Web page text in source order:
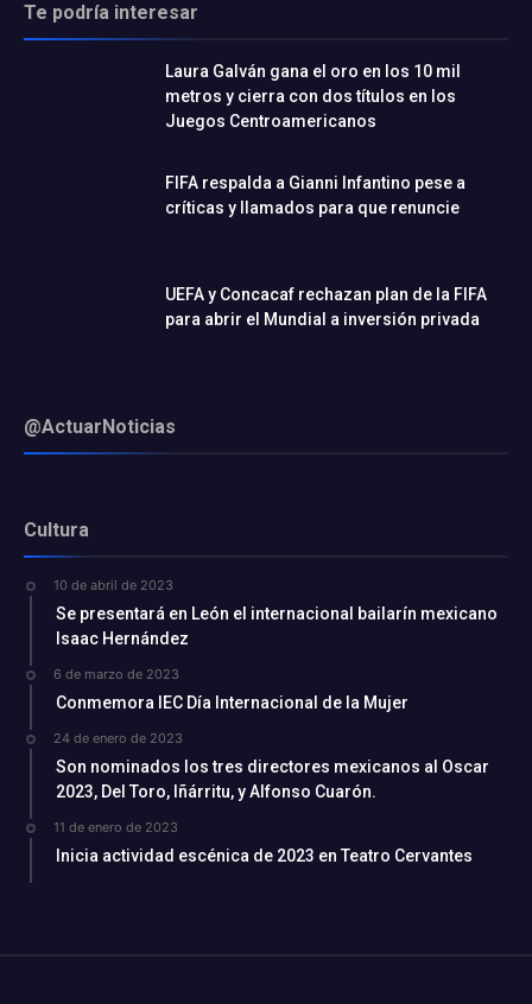
Te podría interesar
Laura Galván gana el oro en los 10 mil
metros y cierra con dos títulos en los
Juegos Centroamericanos
FIFA respalda a Gianni Infantino pese a
críticas y llamados para que renuncie
UEFA y Concacaf rechazan plan de la FIFA
para abrir el Mundial a inversión privada
@ActuarNoticias
Cultura
10 de abril de 2023
Se presentará en León el internacional bailarín mexicano
Isaac Hernández
6 de marzo de 2023
Conmemora IEC Día Internacional de la Mujer
24 de enero de 2023
Son nominados los tres directores mexicanos al Oscar
2023, Del Toro, Iñárritu, y Alfonso Cuarón.
11 de enero de 2023
Inicia actividad escénica de 2023 en Teatro Cervantes